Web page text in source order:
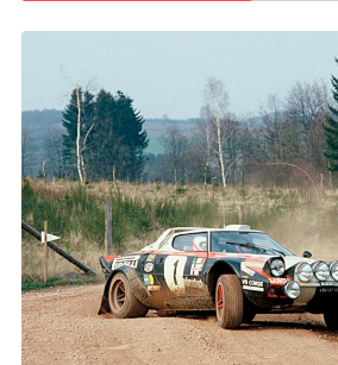
Mundial 2026